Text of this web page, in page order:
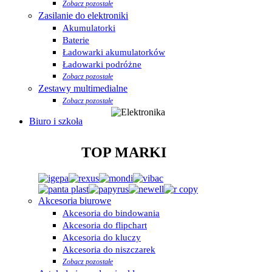
Zobacz pozostałe
Zasilanie do elektroniki
Akumulatorki
Baterie
Ładowarki akumulatorków
Ładowarki podróżne
Zobacz pozostałe
Zestawy multimedialne
Zobacz pozostałe
Biuro i szkoła
TOP MARKI
Akcesoria biurowe
Akcesoria do bindowania
Akcesoria do flipchart
Akcesoria do kluczy
Akcesoria do niszczarek
Zobacz pozostałe